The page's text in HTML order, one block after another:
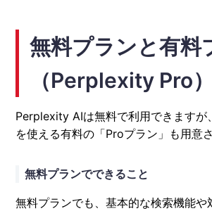
無料プランと有料
（Perplexity Pro）
Perplexity AIは無料で利用できますが
を使える有料の「Proプラン」も用意
無料プランでできること
無料プランでも、基本的な検索機能や